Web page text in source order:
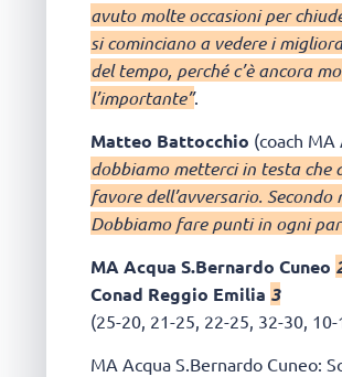
avuto molte occasioni per
si cominciano a vedere i
del tempo, perché c’è ancora
l’importante”.
Matteo Battocchio (coach MA
dobbiamo metterci in testa
favore dell’avversario.
Dobbiamo fare punti in ogni
MA Acqua S.Bernardo Cuneo
Conad Reggio Emilia 3
(25-20, 21-25, 22-25, 32-30, 10-
MA Acqua S.Bernardo Cuneo: